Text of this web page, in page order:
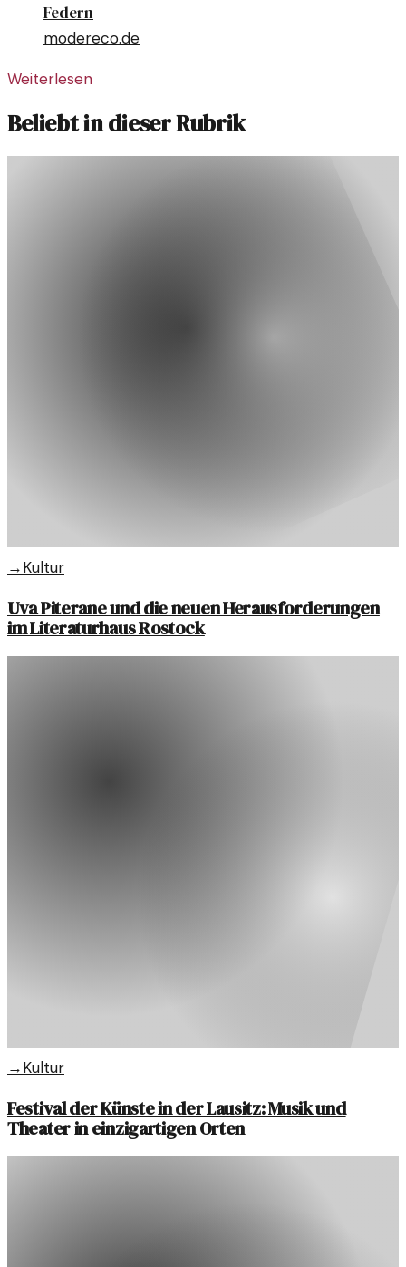
Federn
modereco.de
Weiterlesen
Beliebt in dieser Rubrik
→Kultur
Uva Piterane und die neuen Herausforderungen
im Literaturhaus Rostock
→Kultur
Festival der Künste in der Lausitz: Musik und
Theater in einzigartigen Orten